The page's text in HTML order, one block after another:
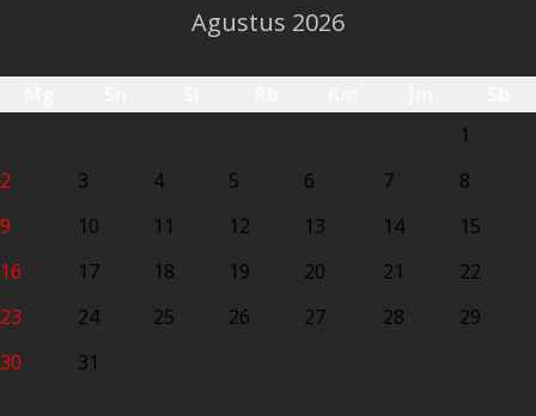
Agustus 2026
1
2
3 4 5 6 7
8
9
10 11 12 13 14
15
16
17 18 19 20 21
22
23
24 25 26 27 28
29
30
31